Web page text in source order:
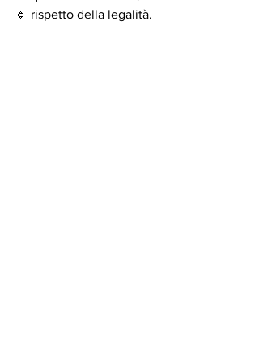
🔹 rispetto della legalità.